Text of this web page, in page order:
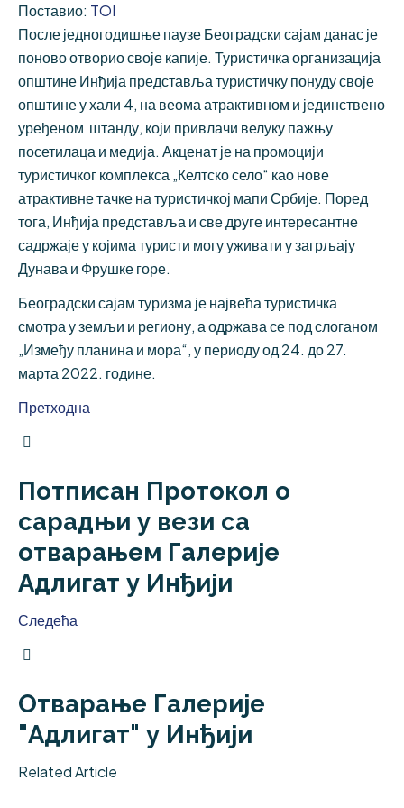
Поставио: TOI
После једногодишње паузе Београдски сајам данас је
поново отворио своје капије. Туристичка организација
општине Инђија представља туристичку понуду своје
општине у хали 4, на веома атрактивном и јединствено
уређеном штанду, који привлачи велуку пажњу
посетилаца и медија. Акценат је на промоцији
туристичког комплекса „Келтско село“ као нове
атрактивне тачке на туристичкој мапи Србије. Поред
тога, Инђија представља и све друге интересантне
садржаје у којима туристи могу уживати у загрљају
Дунава и Фрушке горе.
Београдски сајам туризма је највећа туристичка
смотра у земљи и региону, а одржава се под слоганом
„Између планина и мора“, у периоду од 24. до 27.
марта 2022. године.
Претходна
Потписан Протокол о
сарадњи у вези са
отварањем Галерије
Адлигат у Инђији
Следећа
Отварање Галерије
"Адлигат" у Инђији
Related Article